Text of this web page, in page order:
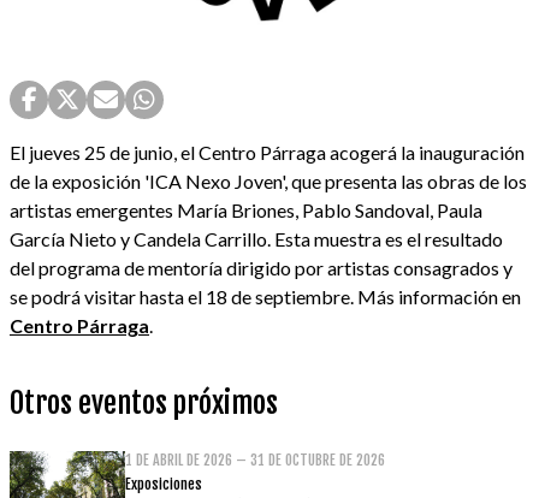
El jueves 25 de junio, el Centro Párraga acogerá la inauguración
de la exposición 'ICA Nexo Joven', que presenta las obras de los
artistas emergentes María Briones, Pablo Sandoval, Paula
García Nieto y Candela Carrillo. Esta muestra es el resultado
del programa de mentoría dirigido por artistas consagrados y
se podrá visitar hasta el 18 de septiembre. Más información en
Centro Párraga.
Otros eventos próximos
1 DE ABRIL DE 2026 – 31 DE OCTUBRE DE 2026
Exposiciones